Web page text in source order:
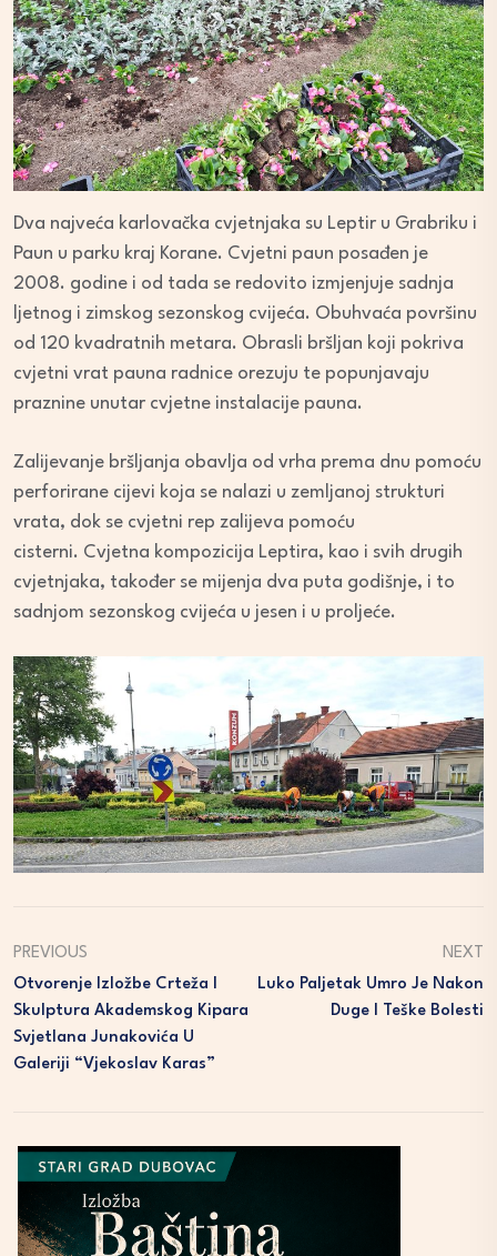
Dva najveća karlovačka cvjetnjaka su Leptir u Grabriku i
Paun u parku kraj Korane. Cvjetni paun posađen je
2008. godine i od tada se redovito izmjenjuje sadnja
ljetnog i zimskog sezonskog cvijeća. Obuhvaća površinu
od 120 kvadratnih metara. Obrasli bršljan koji pokriva
cvjetni vrat pauna radnice orezuju te popunjavaju
praznine unutar cvjetne instalacije pauna.
Zalijevanje bršljanja obavlja od vrha prema dnu pomoću
perforirane cijevi koja se nalazi u zemljanoj strukturi
vrata, dok se cvjetni rep zalijeva pomoću
cisterni. Cvjetna kompozicija Leptira, kao i svih drugih
cvjetnjaka, također se mijenja dva puta godišnje, i to
sadnjom sezonskog cvijeća u jesen i u proljeće.
PREVIOUS
Otvorenje Izložbe Crteža I
Skulptura Akademskog Kipara
Svjetlana Junakovića U
Galeriji “Vjekoslav Karas”
NEXT
Luko Paljetak Umro Je Nakon
Duge I Teške Bolesti